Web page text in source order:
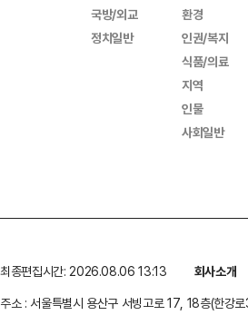
국방/외교
정치일반
환경
인권/복지
식품/의료
지역
인물
사회일반
최종편집시간: 2026.08.06 13:13 회사소개
주소 : 서울특별시 용산구 서빙고로 17, 18층(한강